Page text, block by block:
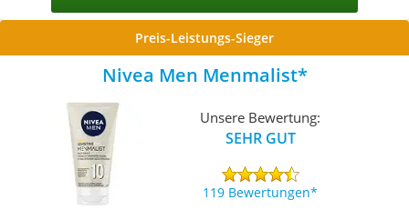
Preis-Leistungs-Sieger
Nivea Men Menmalist
Unsere Bewertung:
SEHR GUT
119 Bewertungen